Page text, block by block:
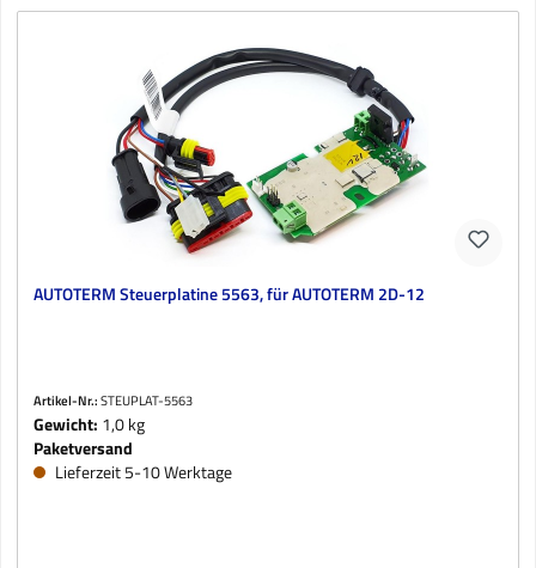
AUTOTERM Steuerplatine 5563, für AUTOTERM 2D-12
Artikel-Nr.:STEUPLAT-5563
Gewicht: 1,0 kg
Paketversand
Lieferzeit 5-10 Werktage